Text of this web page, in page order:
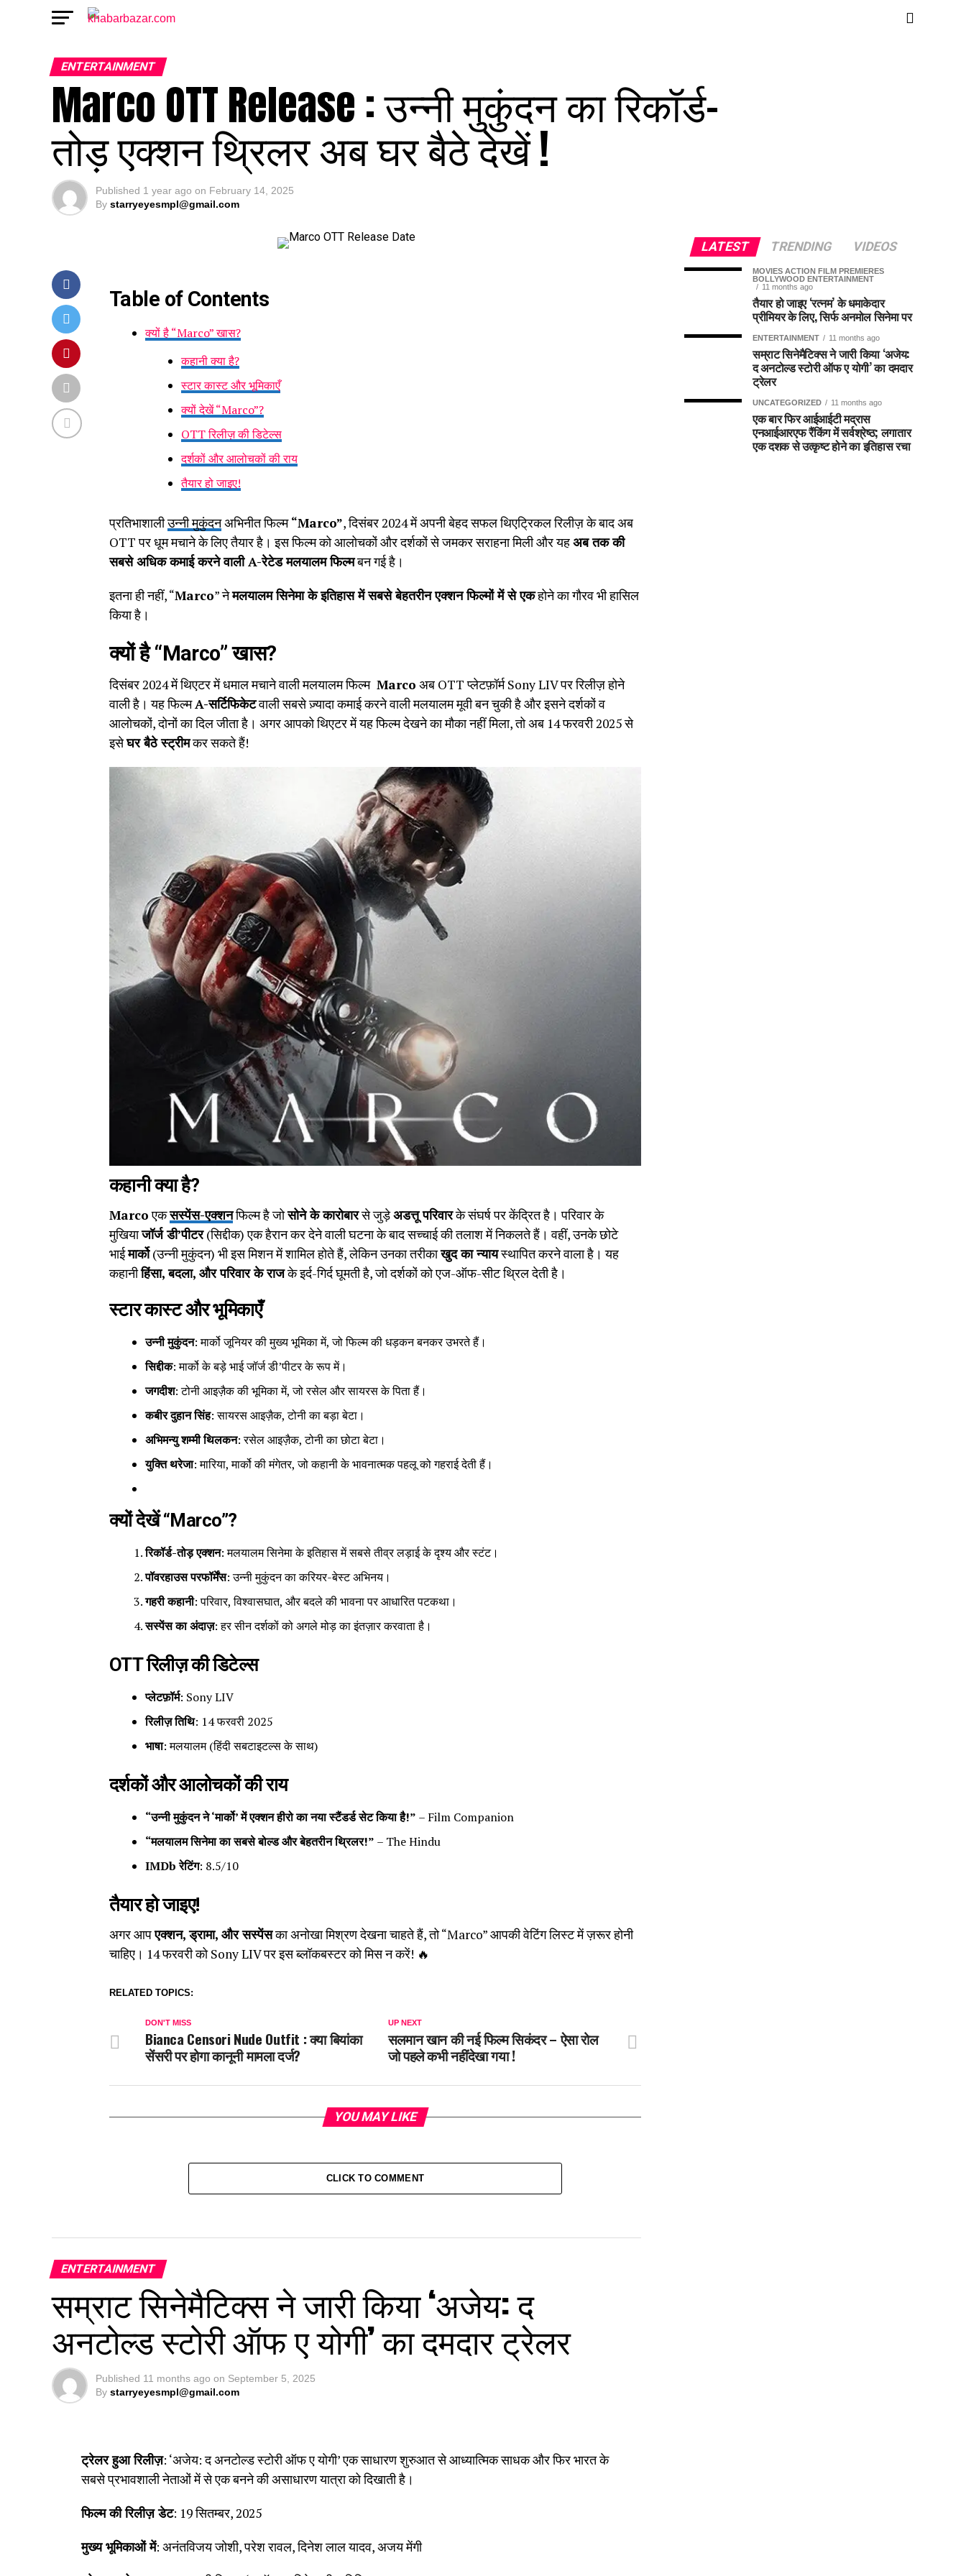
ENTERTAINMENT
Marco OTT Release : उन्नी मुकुंदन का रिकॉर्ड-
तोड़ एक्शन थ्रिलर अब घर बैठे देखें !
Published 1 year ago on February 14, 2025
By starryeyesmpl@gmail.com
Table of Contents
क्यों है “Marco” खास?
कहानी क्या है?
स्टार कास्ट और भूमिकाएँ
क्यों देखें “Marco”?
OTT रिलीज़ की डिटेल्स
दर्शकों और आलोचकों की राय
तैयार हो जाइए!
प्रतिभाशालीउन्नी मुकुंदनअभिनीत फिल्म“Marco”, दिसंबर 2024 में अपनी बेहद सफल थिएट्रिकल रिलीज़ के बाद अब
OTT पर धूम मचाने के लिए तैयार है। इस फिल्म को आलोचकों और दर्शकों से जमकर सराहना मिली और यहअब तक की
सबसे अधिक कमाई करने वाली A-रेटेड मलयालम फिल्मबन गई है।
इतना ही नहीं, “Marco” नेमलयालम सिनेमा के इतिहास में सबसे बेहतरीन एक्शन फिल्मों में से एकहोने का गौरव भी हासिल
किया है।
क्यों है “Marco” खास?
दिसंबर 2024 में थिएटर में धमाल मचाने वाली मलयालम फिल्म Marco अब OTT प्लेटफ़ॉर्म Sony LIV पर रिलीज़ होने
वाली है। यह फिल्मA-सर्टिफिकेटवाली सबसे ज़्यादा कमाई करने वाली मलयालम मूवी बन चुकी है और इसने दर्शकों व
आलोचकों, दोनों का दिल जीता है। अगर आपको थिएटर में यह फिल्म देखने का मौका नहीं मिला, तो अब 14 फरवरी 2025 से
इसेघर बैठे स्ट्रीमकर सकते हैं!
कहानी क्या है?
Marcoएकसस्पेंस-एक्शनफिल्म है जोसोने के कारोबारसे जुड़ेअडत्तू परिवारके संघर्ष पर केंद्रित है। परिवार के
मुखियाजॉर्ज डी’पीटर(सिद्दीक) एक हैरान कर देने वाली घटना के बाद सच्चाई की तलाश में निकलते हैं। वहीं, उनके छोटे
भाईमार्को(उन्नी मुकुंदन) भी इस मिशन में शामिल होते हैं, लेकिन उनका तरीकाखुद का न्यायस्थापित करने वाला है। यह
कहानीहिंसा, बदला, और परिवार के राजके इर्द-गिर्द घूमती है, जो दर्शकों को एज-ऑफ-सीट थ्रिल देती है।
स्टार कास्ट और भूमिकाएँ
उन्नी मुकुंदन: मार्को जूनियर की मुख्य भूमिका में, जो फिल्म की धड़कन बनकर उभरते हैं।
सिद्दीक: मार्को के बड़े भाई जॉर्ज डी’पीटर के रूप में।
जगदीश: टोनी आइज़ैक की भूमिका में, जो रसेल और सायरस के पिता हैं।
कबीर दुहान सिंह: सायरस आइज़ैक, टोनी का बड़ा बेटा।
अभिमन्यु शम्मी थिलकन: रसेल आइज़ैक, टोनी का छोटा बेटा।
युक्ति थरेजा: मारिया, मार्को की मंगेतर, जो कहानी के भावनात्मक पहलू को गहराई देती हैं।
क्यों देखें “Marco”?
रिकॉर्ड-तोड़ एक्शन: मलयालम सिनेमा के इतिहास में सबसे तीव्र लड़ाई के दृश्य और स्टंट।
पॉवरहाउस परफॉर्मेंस: उन्नी मुकुंदन का करियर-बेस्ट अभिनय।
गहरी कहानी: परिवार, विश्वासघात, और बदले की भावना पर आधारित पटकथा।
सस्पेंस का अंदाज़: हर सीन दर्शकों को अगले मोड़ का इंतज़ार करवाता है।
OTT रिलीज़ की डिटेल्स
प्लेटफ़ॉर्म: Sony LIV
रिलीज़ तिथि: 14 फरवरी 2025
भाषा: मलयालम (हिंदी सबटाइटल्स के साथ)
दर्शकों और आलोचकों की राय
“उन्नी मुकुंदन ने ‘मार्को’ में एक्शन हीरो का नया स्टैंडर्ड सेट किया है!” – Film Companion
“मलयालम सिनेमा का सबसे बोल्ड और बेहतरीन थ्रिलर!” – The Hindu
IMDb रेटिंग: 8.5/10
तैयार हो जाइए!
अगर आपएक्शन, ड्रामा, और सस्पेंसका अनोखा मिश्रण देखना चाहते हैं, तो “Marco” आपकी वेटिंग लिस्ट में ज़रूर होनी
चाहिए। 14 फरवरी को Sony LIV पर इस ब्लॉकबस्टर को मिस न करें! 🔥
RELATED TOPICS:
UP NEXT
सलमान खान की नई फिल्म सिकंदर – ऐसा रोल
जो पहले कभी नहींदेखा गया !
DON'T MISS
Bianca Censori Nude Outfit : क्या बियांका
सेंसरी पर होगा कानूनी मामला दर्ज?
YOU MAY LIKE
CLICK TO COMMENT
ENTERTAINMENT
सम्राट सिनेमैटिक्स ने जारी किया ‘अजेय: द
अनटोल्ड स्टोरी ऑफ ए योगी’ का दमदार ट्रेलर
Published 11 months ago on September 5, 2025
By starryeyesmpl@gmail.com
ट्रेलर हुआ रिलीज़: ‘अजेय: द अनटोल्ड स्टोरी ऑफ ए योगी’ एक साधारण शुरुआत से आध्यात्मिक साधक और फिर भारत के
सबसे प्रभावशाली नेताओं में से एक बनने की असाधारण यात्रा को दिखाती है।
फिल्म की रिलीज़ डेट: 19 सितम्बर, 2025
मुख्य भूमिकाओं में: अनंतविजय जोशी, परेश रावल, दिनेश लाल यादव, अजय मेंगी
LATEST TRENDING VIDEOS
MOVIES ACTION FILM PREMIERES
BOLLYWOOD ENTERTAINMENT
11 months ago
तैयार हो जाइए ‘रत्नम’ के धमाकेदार
प्रीमियर के लिए, सिर्फ अनमोल सिनेमा पर
ENTERTAINMENT 11 months ago
सम्राट सिनेमैटिक्स ने जारी किया ‘अजेय:
द अनटोल्ड स्टोरी ऑफ ए योगी’ का दमदार
ट्रेलर
UNCATEGORIZED 11 months ago
एक बार फिर आईआईटी मद्रास
एनआईआरएफ रैंकिंग में सर्वश्रेष्ठ; लगातार
एक दशक से उत्कृष्ट होने का इतिहास रचा